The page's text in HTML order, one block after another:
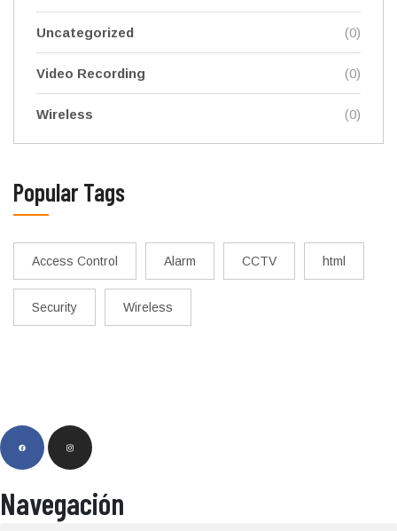
Uncategorized (0)
Video Recording (0)
Wireless (0)
Popular Tags
Access Control Alarm CCTV html
Security Wireless
Navegación